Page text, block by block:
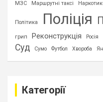
МЗС Маршрутні таксі
Політика Поліція
грип Реконструкція Росія
Суд
Сумо Футбол Хвороба
Категорії